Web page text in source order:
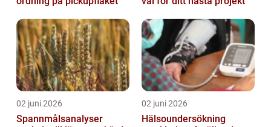
02 juni 2026
Spannmålsanalyser
02 juni 2026
Hälsoundersökning